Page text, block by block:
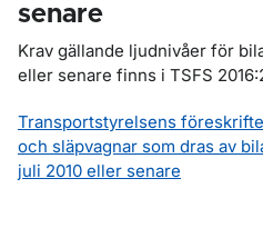
senare
Krav gällande ljudnivåer för
eller senare finns i TSFS
Transportstyrelsens
och släpvagnar som dras av
juli 2010 eller senare